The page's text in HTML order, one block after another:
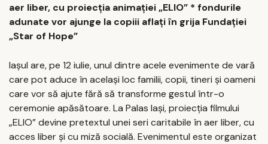
aer liber, cu proiecția animației „ELIO” * fondurile
adunate vor ajunge la copiii aflați în grija Fundației
„Star of Hope”
Iașul are, pe 12 iulie, unul dintre acele evenimente de vară
care pot aduce în același loc familii, copii, tineri și oameni
care vor să ajute fără să transforme gestul într-o
ceremonie apăsătoare. La Palas Iași, proiecția filmului
„ELIO” devine pretextul unei seri caritabile în aer liber, cu
acces liber și cu miză socială. Evenimentul este organizat